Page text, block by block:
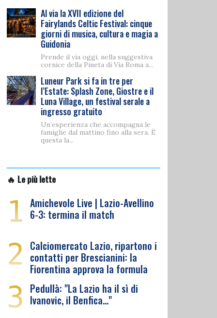
Al via la XVII edizione del
Fairylands Celtic Festival: cinque
giorni di musica, cultura e magia a
Guidonia
Prende il via oggi, nella suggestiva
cornice della Pineta di Via Roma a...
Luneur Park si fa in tre per
l’Estate: Splash Zone, Giostre e il
Luna Village, un festival serale a
ingresso gratuito
Un’esperienza che accompagna le
famiglie dal mattino fino alla sera. È
questa la...
🔥 Le più lette
1 Amichevole Live | Lazio-Avellino
6-3: termina il match
2 Calciomercato Lazio, ripartono i
contatti per Brescianini: la
Fiorentina approva la formula
3 Pedullà: "La Lazio ha il sì di
Ivanovic, il Benfica…"